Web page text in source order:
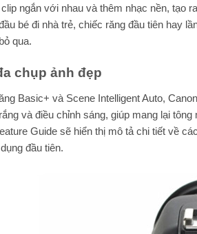
ngắn với nhau và thêm nhạc nền, tạo
bé đi nhà trẻ, chiếc răng đầu tiên hay
qua.
chụp ảnh đẹp
Basic+ và Scene Intelligent Auto,
và điều chỉnh sáng, giúp mang lại
Guide sẽ hiển thị mô tả chi tiết về
đầu tiên.